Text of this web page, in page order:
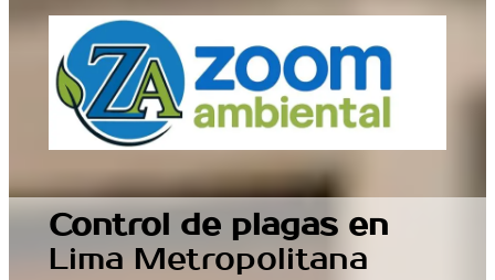
Control de plagas en
Lima Metropolitana